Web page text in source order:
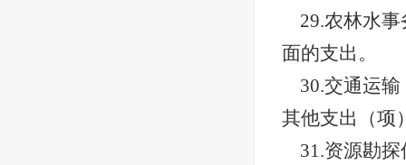
29.农林水
面的支出。
30.交通运
其他支出（项
31.资源勘